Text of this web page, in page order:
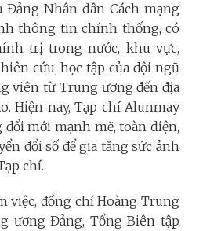
Nhân dân Cách mạng
thông tin chính thống, có
trị trong nước, khu vực,
cứu, học tập của đội ngũ
viên từ Trung ương đến địa
Hiện nay, Tạp chí Alunmay
mới mạnh mẽ, toàn diện,
đổi số để gia tăng sức ảnh
chí.
việc, đồng chí Hoàng Trung
ương Đảng, Tổng Biên tập